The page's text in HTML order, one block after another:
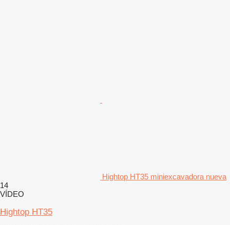
Hightop HT35 miniexcavadora nueva
14
VÍDEO
Hightop HT35